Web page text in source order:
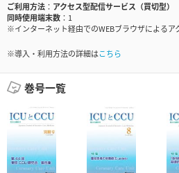
ご利用方法
アクセス型配信サービス（買切型）
同時使用端末数
1
※インターネット経由でのWEBブラウザによるア
※導入・利用方法の詳細はこちら
巻号一覧